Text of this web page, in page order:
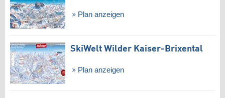
Plan anzeigen
SkiWelt Wilder Kaiser-Brixental
Plan anzeigen